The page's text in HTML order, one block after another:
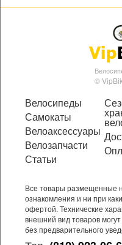
©
Велосипеды
Самокаты
Велоаксессуары
Велозапчасти
Статьи
Все товары размещенные
ознакомления и ни при
офертой. Технические
внешний вид товаров
без предварительного